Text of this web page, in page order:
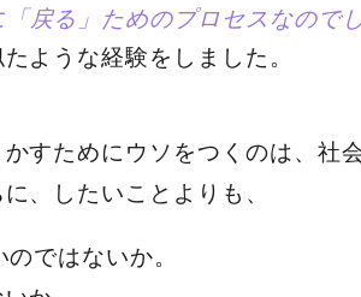
戻る」ためのプロセスなので
ような経験をしました。
すためにウソをつくのは、社
、したいことよりも、
ではないか。